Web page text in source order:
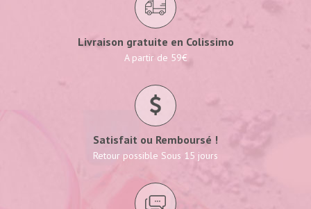
Livraison gratuite en Colissimo
A partir de 59€
Satisfait ou Remboursé !
Retour possible Sous 15 jours